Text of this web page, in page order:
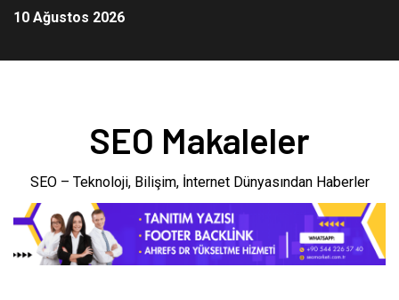
10 Ağustos 2026
SEO Makaleler
SEO – Teknoloji, Bilişim, İnternet Dünyasından Haberler